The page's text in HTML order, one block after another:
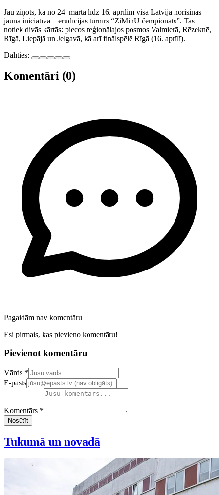
Jau ziņots, ka no 24. marta līdz 16. aprīlim visā Latvijā norisinās
jauna iniciatīva – erudīcijas turnīrs “ZiMinU čempionāts”. Tas
notiek divās kārtās: piecos reģionālajos posmos Valmierā, Rēzeknē,
Rīgā, Liepājā un Jelgavā, kā arī finālspēlē Rīgā (16. aprīlī).
Dalīties:
Komentāri (0)
Pagaidām nav komentāru
Esi pirmais, kas pievieno komentāru!
Pievienot komentāru
Confirm your email address
Vārds *
E-pasts
Komentārs *
Nosūtīt
Tukumā un novadā